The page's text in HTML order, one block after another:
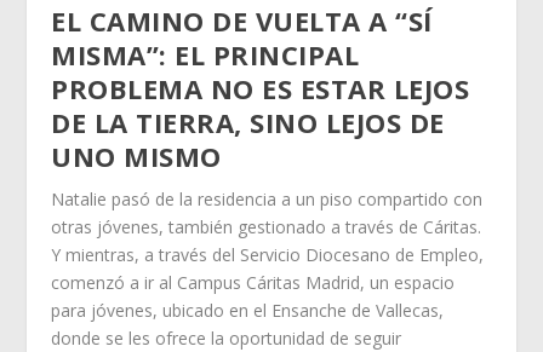
EL CAMINO DE VUELTA A “SÍ
MISMA”: EL PRINCIPAL
PROBLEMA NO ES ESTAR LEJOS
DE LA TIERRA, SINO LEJOS DE
UNO MISMO
Natalie pasó de la residencia a un piso compartido con
otras jóvenes, también gestionado a través de Cáritas.
Y mientras, a través del Servicio Diocesano de Empleo,
comenzó a ir al Campus Cáritas Madrid, un espacio
para jóvenes, ubicado en el Ensanche de Vallecas,
donde se les ofrece la oportunidad de seguir